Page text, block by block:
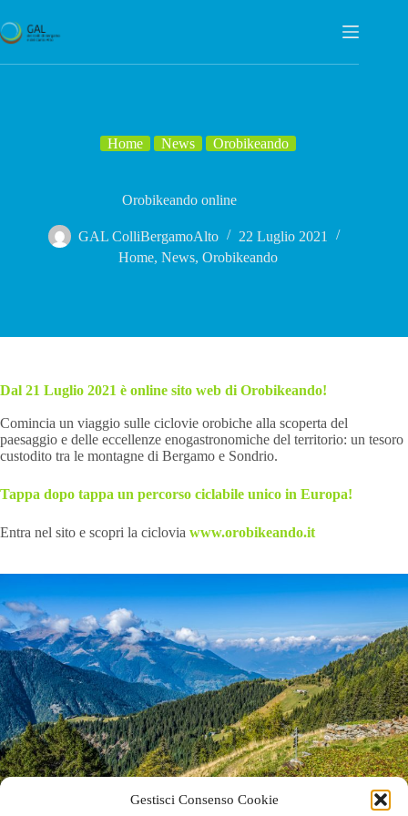
Gestisci Consenso Cookie
al
contenuto
Home News Orobikeando
Orobikeando online
GAL ColliBergamoAlto
22 Luglio 2021
Home, News, Orobikeando
Dal 21 Luglio 2021 è online sito web di Orobikeando!
Comincia un viaggio sulle ciclovie orobiche alla scoperta del
paesaggio e delle eccellenze enogastronomiche del territorio: un tesoro
custodito tra le montagne di Bergamo e Sondrio.
Tappa dopo tappa un percorso ciclabile unico in Europa!
Entra nel sito e scopri la ciclovia www.orobikeando.it